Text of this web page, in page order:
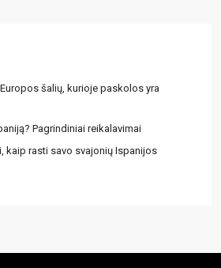
šalių, kurioje paskolos yra
Pagrindiniai reikalavimai
kaip rasti savo svajonių Ispanijos